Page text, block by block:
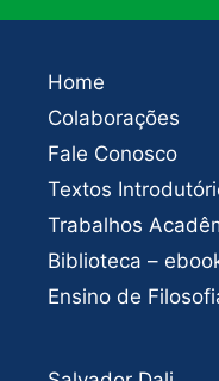
Home
Colaborações
Fale Conosco
Textos
Trabalhos
Biblioteca –
Ensino de